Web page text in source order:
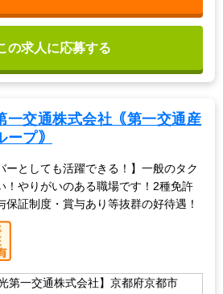
の求人に応募する
一交通株式会社｟第一交通産
ープ｠
ーとしても活躍できる！】一般のタク
！やりがいのある職場です！2種免許
証制度・賞与あり等抜群の好待遇！
光第一交通株式会社】京都府京都市